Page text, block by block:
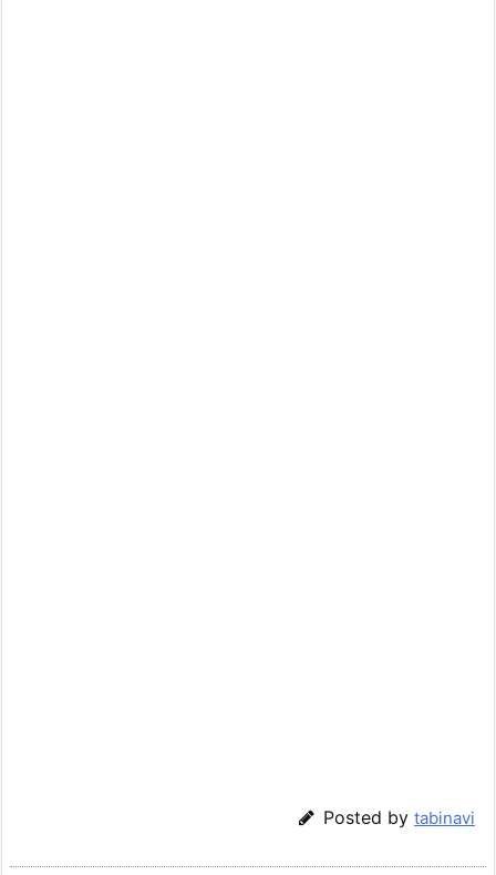
Posted by tabinavi